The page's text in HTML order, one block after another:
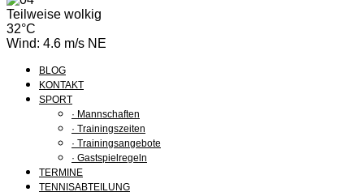
Teilweise wolkig
32°C
Wind: 4.6 m/s NE
BLOG
KONTAKT
SPORT
· Mannschaften
· Trainingszeiten
· Trainingsangebote
· Gastspielregeln
TERMINE
TENNISABTEILUNG